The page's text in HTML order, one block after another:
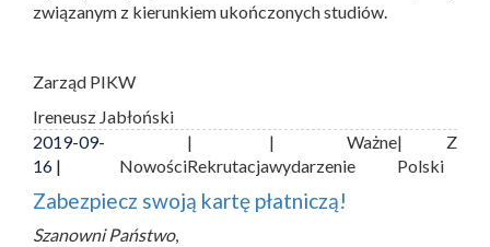
związanym z kierunkiem ukończonych studiów.
Zarząd PIKW
Ireneusz Jabłoński
2019-09-
16 |
Nowości
|
Rekrutacja
| Ważne
wydarzenie
| Z
Polski
Zabezpiecz swoją kartę płatniczą!
Szanowni Państwo,